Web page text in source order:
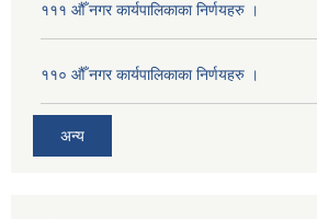
१११ औँ नगर कार्यपालिकाका निर्णयहरु ।
११० औँ नगर कार्यपालिकाका निर्णयहरु ।
अन्य